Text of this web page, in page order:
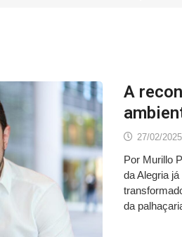
A
27/02/2025
Por Murillo
da Alegria
da